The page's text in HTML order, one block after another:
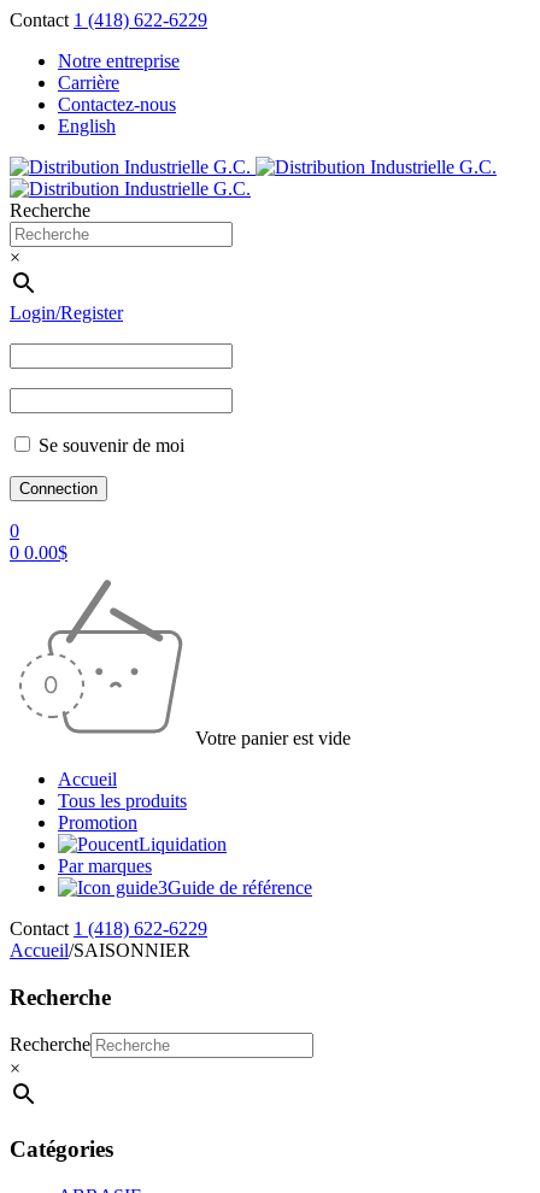
Contact 1 (418) 622-6229
Notre entreprise
Carrière
Contactez-nous
English
Recherche
×
Login/Register
Se souvenir de moi
0
0 0.00$
Votre panier est vide
Accueil
Tous les produits
Promotion
Liquidation
Par marques
Guide de référence
Contact 1 (418) 622-6229
Accueil/SAISONNIER
Recherche
Recherche
×
Catégories